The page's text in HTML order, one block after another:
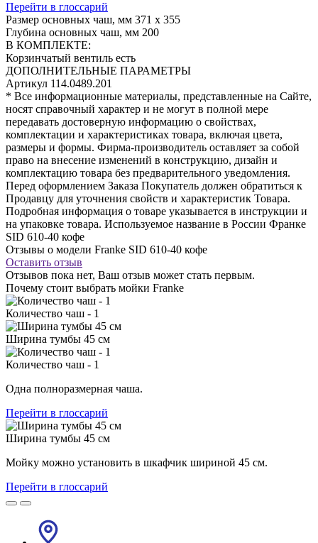
Перейти в глоссарий
Размер основных чаш, мм 371 х 355
Глубина основных чаш, мм 200
В КОМПЛЕКТЕ:
Корзинчатый вентиль есть
ДОПОЛНИТЕЛЬНЫЕ ПАРАМЕТРЫ
Артикул 114.0489.201
* Все информационные материалы, представленные на Сайте,
носят справочный характер и не могут в полной мере
передавать достоверную информацию о свойствах,
комплектации и характеристиках товара, включая цвета,
размеры и формы. Фирма-производитель оставляет за собой
право на внесение изменений в конструкцию, дизайн и
комплектацию товара без предварительного уведомления.
Перед оформлением Заказа Покупатель должен обратиться к
Продавцу для уточнения свойств и характеристик Товара.
Подробная информация о товаре указывается в инструкции и
на упаковке товара. Используемое название в России Франке
SID 610-40 кофе
Отзывы о модели Franke SID 610-40 кофе
Оставить отзыв
Отзывов пока нет, Ваш отзыв может стать первым.
Почему стоит выбрать мойки Franke
Количество чаш - 1
Ширина тумбы 45 см
Количество чаш - 1
Одна полноразмерная чаша.
Перейти в глоссарий
Ширина тумбы 45 см
Мойку можно установить в шкафчик шириной 45 см.
Перейти в глоссарий